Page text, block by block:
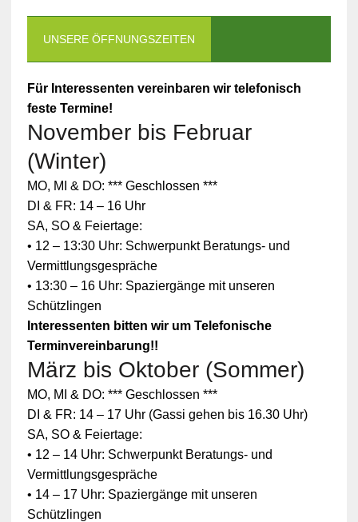
UNSERE ÖFFNUNGSZEITEN
Für Interessenten vereinbaren wir telefonisch
feste Termine!
November bis Februar
(Winter)
MO, MI & DO: *** Geschlossen ***
DI & FR: 14 – 16 Uhr
SA, SO & Feiertage:
• 12 – 13:30 Uhr: Schwerpunkt Beratungs- und
Vermittlungsgespräche
• 13:30 – 16 Uhr: Spaziergänge mit unseren
Schützlingen
Interessenten bitten wir um Telefonische
Terminvereinbarung!!
März bis Oktober (Sommer)
MO, MI & DO: *** Geschlossen ***
DI & FR: 14 – 17 Uhr (Gassi gehen bis 16.30 Uhr)
SA, SO & Feiertage:
• 12 – 14 Uhr: Schwerpunkt Beratungs- und
Vermittlungsgespräche
• 14 – 17 Uhr: Spaziergänge mit unseren
Schützlingen
Zum
Schutz
Ihrer
persönlic
hen
Daten ist
die
Verbindun
g zu
blockiert